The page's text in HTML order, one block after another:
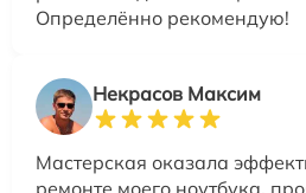
Определённо рекомендую!
Некрасов Максим
Мастерская оказала
ремонте моего ноутбука,